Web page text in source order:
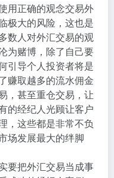
用正确的观念交易外
极大的风险，这也是
数人对外汇交易的观
为赌博，除了自己要
引导个人投资者将是
赚取越多的流水佣金
，甚至重仓交易，让
的经纪人光顾让客户
，这些都是非常不负
场发展最大的绊脚
要把外汇交易当成事